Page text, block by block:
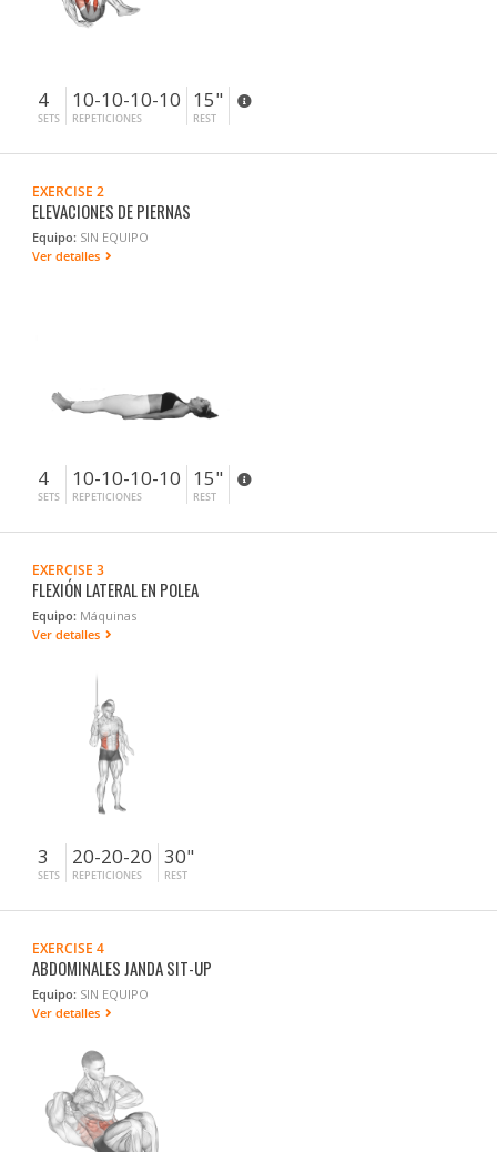
4
SETS
10-10-10-10
REPETICIONES
15"
REST
EXERCISE 2
ELEVACIONES DE PIERNAS
Equipo: SIN EQUIPO
Ver detalles
4
SETS
10-10-10-10
REPETICIONES
15"
REST
EXERCISE 3
FLEXIÓN LATERAL EN POLEA
Equipo: Máquinas
Ver detalles
3
SETS
20-20-20
REPETICIONES
30"
REST
EXERCISE 4
ABDOMINALES JANDA SIT-UP
Equipo: SIN EQUIPO
Ver detalles